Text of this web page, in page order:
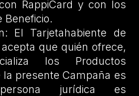
RappiCard y con los
Beneficio.
El Tarjetahabiente de
que quién ofrece,
los Productos
presente Campaña es
jurídica es